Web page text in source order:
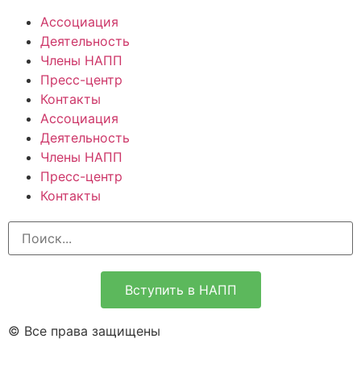
Ассоциация
Деятельность
Члены НАПП
Пресс-центр
Контакты
Ассоциация
Деятельность
Члены НАПП
Пресс-центр
Контакты
Вступить в НАПП
© Все права защищены